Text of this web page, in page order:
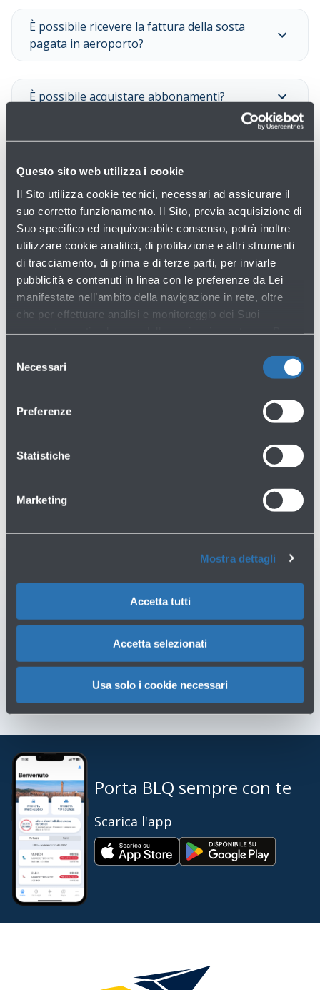
Questo sito web utilizza i cookie
Il Sito utilizza cookie tecnici, necessari ad assicurare il
suo corretto funzionamento. Il Sito, previa acquisizione di
Suo specifico ed inequivocabile consenso, potrà inoltre
utilizzare cookie analitici, di profilazione e altri strumenti
di tracciamento, di prima e di terze parti, per inviarle
pubblicità e contenuti in linea con le preferenze da Lei
manifestate nell’ambito della navigazione in rete, oltre
che per effettuare analisi e monitoraggio dei Suoi
tracciamento in funzione sul Sito, La preghiamo di
delNecessari
Preferenze
Statistiche
Marketing
Mostra dettagli
Accetta tutti
Accetta selezionati
Usa solo i cookie necessari
È possibile ricevere la fattura della sosta
pagata in aeroporto?
È possibile acquistare abbonamenti?
Vedi tutte le domande
Non hai trovato quello che cercavi?
Ti potrebbero servire
→
Porta BLQ sempre con te
Scarica l'app